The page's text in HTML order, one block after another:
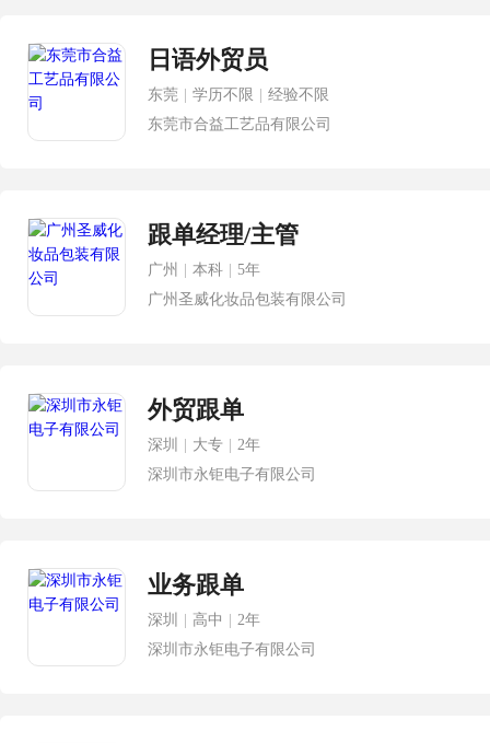
日语外贸员
东莞 学历不限
经验不限
东莞市合益工艺品有限公司
跟单经理/主管
广州 本科
5年
广州圣威化妆品包装有限公司
外贸跟单
深圳 大专
2年
深圳市永钜电子有限公司
业务跟单
深圳 高中
2年
深圳市永钜电子有限公司